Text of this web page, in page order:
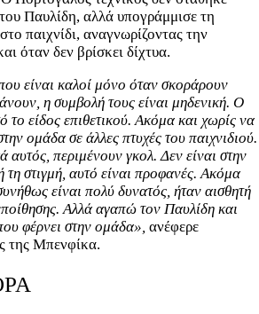
Παυλίδη, αλλά υπογράμμισε τη
παιχνίδι, αναγνωρίζοντας την
όταν δεν βρίσκει δίχτυα.
είναι καλοί μόνο όταν σκοράρουν
η συμβολή τους είναι μηδενική. Ο
το είδος επιθετικού. Ακόμα και χωρίς να
ομάδα σε άλλες πτυχές του παιχνιδιού.
αυτός, περιμένουν γκολ. Δεν είναι στην
τη στιγμή, αυτό είναι προφανές. Ακόμα
είναι πολύ δυνατός, ήταν αισθητή
Αλλά αγαπώ τον Παυλίδη και
φέρνει στην ομάδα», ανέφερε
της Μπενφίκα.